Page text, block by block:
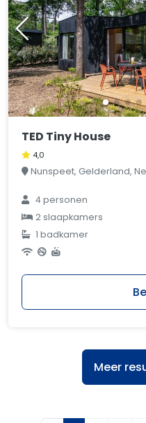
TED Tiny House
4,0
Nunspeet, Gelderland,
4 personen
2 slaapkamers
1 badkamer
Meer